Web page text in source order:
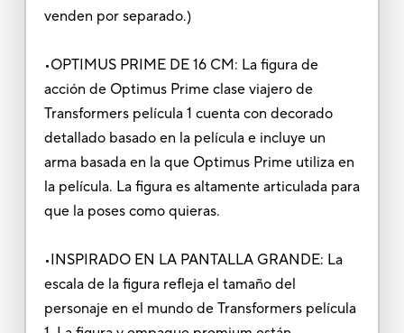
venden por separado.)
•OPTIMUS PRIME DE 16 CM: La figura de
acción de Optimus Prime clase viajero de
Transformers película 1 cuenta con decorado
detallado basado en la película e incluye un
arma basada en la que Optimus Prime utiliza en
la película. La figura es altamente articulada para
que la poses como quieras.
•INSPIRADO EN LA PANTALLA GRANDE: La
escala de la figura refleja el tamaño del
personaje en el mundo de Transformers película